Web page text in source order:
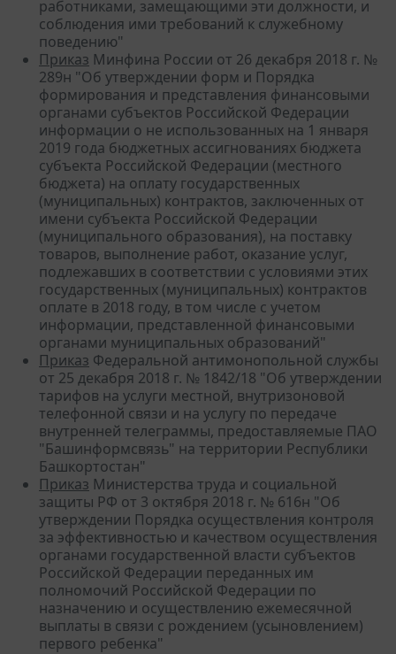
работниками, замещающими эти должности, и
соблюдения ими требований к служебному
поведению"
Приказ Минфина России от 26 декабря 2018 г. №
289н "Об утверждении форм и Порядка
формирования и представления финансовыми
органами субъектов Российской Федерации
информации о не использованных на 1 января
2019 года бюджетных ассигнованиях бюджета
субъекта Российской Федерации (местного
бюджета) на оплату государственных
(муниципальных) контрактов, заключенных от
имени субъекта Российской Федерации
(муниципального образования), на поставку
товаров, выполнение работ, оказание услуг,
подлежавших в соответствии с условиями этих
государственных (муниципальных) контрактов
оплате в 2018 году, в том числе с учетом
информации, представленной финансовыми
органами муниципальных образований"
Приказ Федеральной антимонопольной службы
от 25 декабря 2018 г. № 1842/18 "Об утверждении
тарифов на услуги местной, внутризоновой
телефонной связи и на услугу по передаче
внутренней телеграммы, предоставляемые ПАО
"Башинформсвязь" на территории Республики
Башкортостан"
Приказ Министерства труда и социальной
защиты РФ от 3 октября 2018 г. № 616н "Об
утверждении Порядка осуществления контроля
за эффективностью и качеством осуществления
органами государственной власти субъектов
Российской Федерации переданных им
полномочий Российской Федерации по
назначению и осуществлению ежемесячной
выплаты в связи с рождением (усыновлением)
первого ребенка"